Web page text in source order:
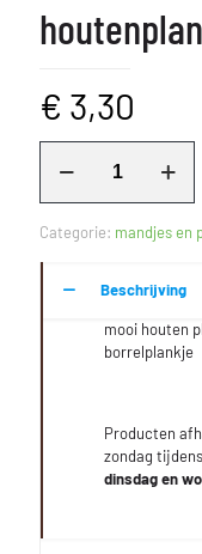
€ 3,30
aantal
Categorie: mandjes en
Beschrijving
mooi houten
borrelplankje
Producten
zondag
dinsdag en